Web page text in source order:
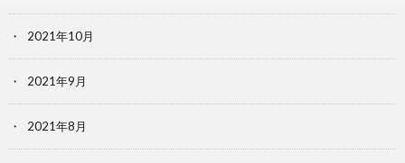
2021年10月
2021年9月
2021年8月